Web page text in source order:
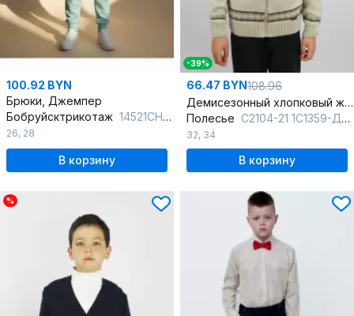
100.92 BYN
Брюки, Джемпер
Бобруйсктрикотаж 14521СН мята
26, 28
В корзину
-39%
66.47 BYN108.96
Демисезонный хлопковый жакет для мальчика с молнией
Полесье С2104-21 1С1359-Д43 134,140 слоновая_кость
32, 34
В корзину
%